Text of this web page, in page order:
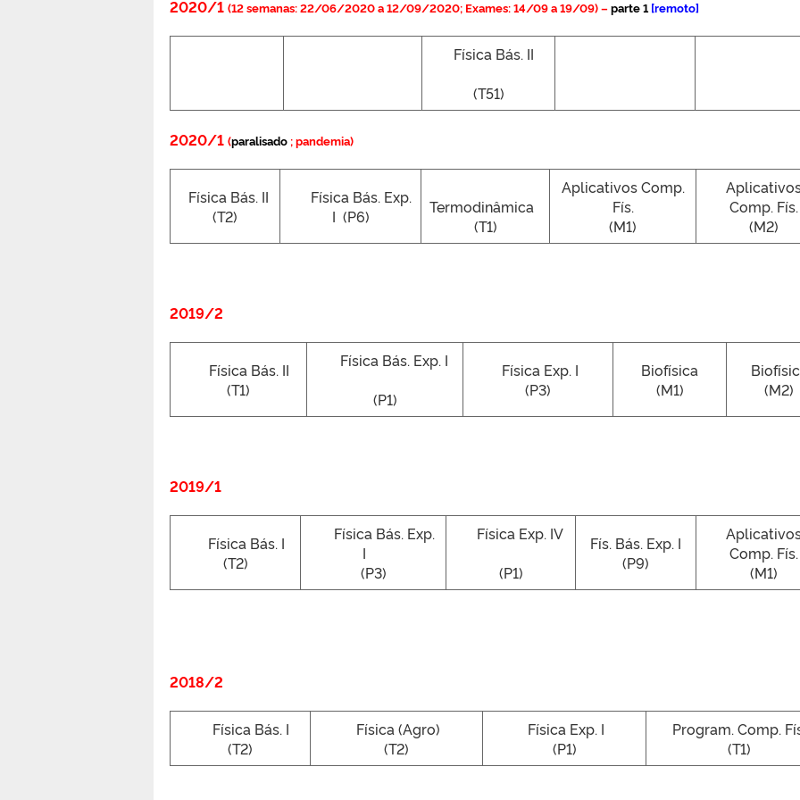
2020/1 (12 semanas: 22/06/2020 a 12/09/2020; Exames: 14/09 a 19/09) –parte 1 [remoto]
Física Bás. II
(T51)
2020/1 (paralisado ; pandemia)
Física Bás. II
(T2)
Física Bás. Exp.
I (P6)
Termodinâmica
(T1)
Aplicativos Comp.
Fís.
(M1)
Comp. Fís.
(M2)
2019/2
Física Bás. II
(T1)
Física Bás. Exp. I
(P1)
Física Exp. I
(P3)
Biofísica
(M1)
(M2)
2019/1
Física Bás. I
(T2)
Física Bás. Exp.
I
(P3)
Física Exp. IV
(P1)
Fís. Bás. Exp. I
(P9)
Comp. Fís.
(M1)
2018/2
Física Bás. I
(T2)
Física (Agro)
(T2)
Física Exp. I
(P1)
Program. Comp.
(T1)